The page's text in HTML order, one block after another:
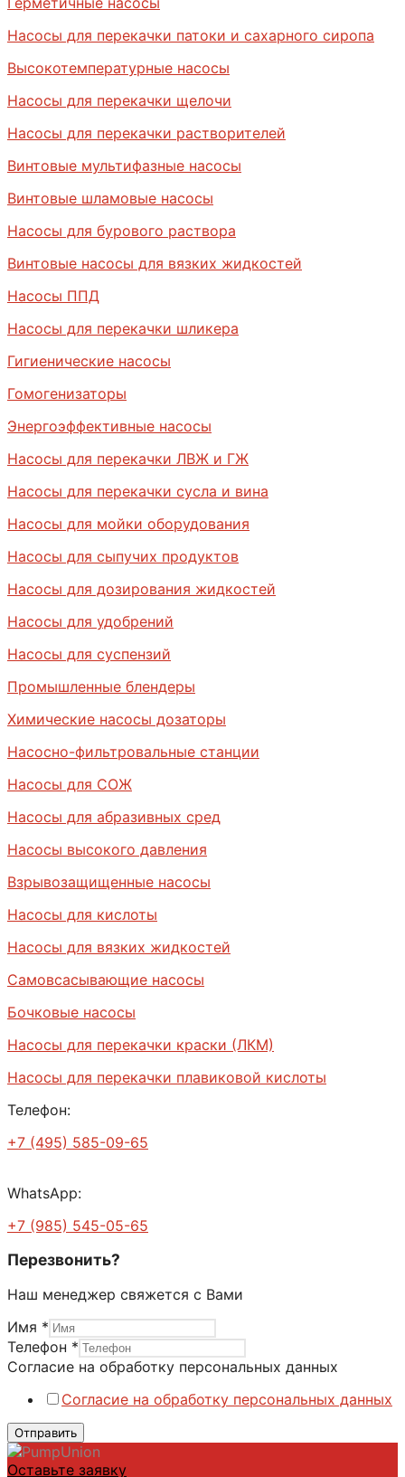
Насосы для перекачки патоки и сахарного сиропа
Высокотемпературные насосы
Насосы для перекачки щелочи
Насосы для перекачки растворителей
Винтовые мультифазные насосы
Винтовые шламовые насосы
Насосы для бурового раствора
Винтовые насосы для вязких жидкостей
Насосы ППД
Насосы для перекачки шликера
Гигиенические насосы
Гомогенизаторы
Энергоэффективные насосы
Насосы для перекачки ЛВЖ и ГЖ
Насосы для перекачки сусла и вина
Насосы для мойки оборудования
Насосы для сыпучих продуктов
Насосы для дозирования жидкостей
Насосы для удобрений
Насосы для суспензий
Промышленные блендеры
Химические насосы дозаторы
Насосно-фильтровальные станции
Насосы для СОЖ
Насосы для абразивных сред
Насосы высокого давления
Взрывозащищенные насосы
Насосы для кислоты
Насосы для вязких жидкостей
Самовсасывающие насосы
Бочковые насосы
Насосы для перекачки краски (ЛКМ)
Насосы для перекачки плавиковой кислоты
Телефон:
+7 (495) 585-09-65
WhatsApp:
+7 (985) 545-05-65
Перезвонить?
Наш менеджер свяжется с Вами
Имя *
Телефон *
Имя
Согласие
Согласие на обработку персональных данных
Согласие на обработку персональных данных
Отправить
Оставьте заявку